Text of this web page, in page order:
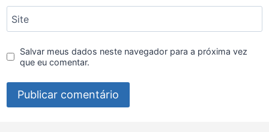
Site
Salvar meus dados neste navegador para a próxima vez
que eu comentar.